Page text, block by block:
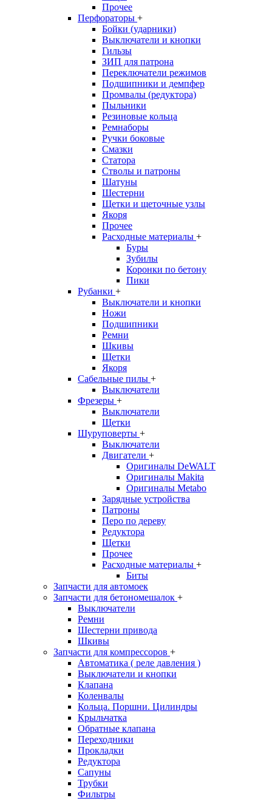
Прочее
Перфораторы +
Бойки (ударники)
Выключатели и кнопки
Гильзы
ЗИП для патрона
Переключатели режимов
Подшипники и демпфер
Промвалы (редуктора)
Пыльники
Резиновые кольца
Ремнаборы
Ручки боковые
Смазки
Статора
Стволы и патроны
Шатуны
Шестерни
Щетки и щеточные узлы
Якоря
Прочее
Расходные материалы +
Буры
Зубилы
Коронки по бетону
Пики
Рубанки +
Выключатели и кнопки
Ножи
Подшипники
Ремни
Шкивы
Щетки
Якоря
Сабельные пилы +
Выключатели
Фрезеры +
Выключатели
Щетки
Шуруповерты +
Выключатели
Двигатели +
Оригиналы DeWALT
Оригиналы Makita
Оригиналы Metabo
Зарядные устройства
Патроны
Перо по дереву
Редуктора
Щетки
Прочее
Расходные материалы +
Биты
Запчасти для автомоек
Запчасти для бетономешалок +
Выключатели
Ремни
Шестерни привода
Шкивы
Запчасти для компрессоров +
Автоматика ( реле давления )
Выключатели и кнопки
Клапана
Коленвалы
Кольца. Поршни. Цилиндры
Крыльчатка
Обратные клапана
Переходники
Прокладки
Редуктора
Сапуны
Трубки
Фильтры